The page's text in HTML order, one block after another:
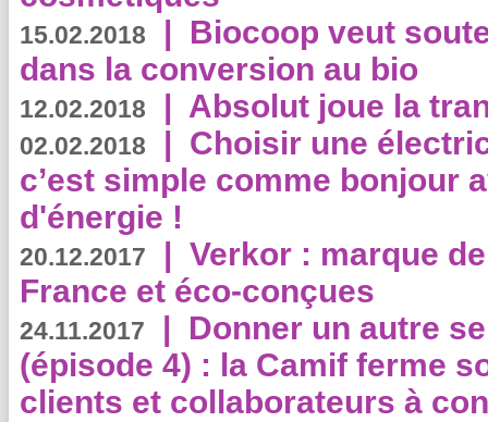
15.02.2018 | Biocoop veut
dans la conversion au bio
12.02.2018 | Absolut joue la
02.02.2018 | Choisir une
c’est simple comme bonjour
d'énergie !
20.12.2017 | Verkor : marque
France et éco-conçues
24.11.2017 | Donner un autre
(épisode 4) : la Camif ferme
clients et collaborateurs à